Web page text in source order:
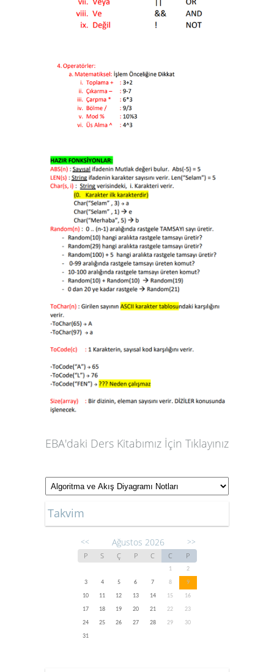
EBA'daki Ders Kitabımız İçin Tıklayınız
Takvim
<< Ağustos 2026 >>
P S Ç P C C P
1
2
3
4 5 6 7 8
9
10
11 12 13 14 15
16
17
18 19 20 21 22
23
24
25 26 27 28 29
30
31